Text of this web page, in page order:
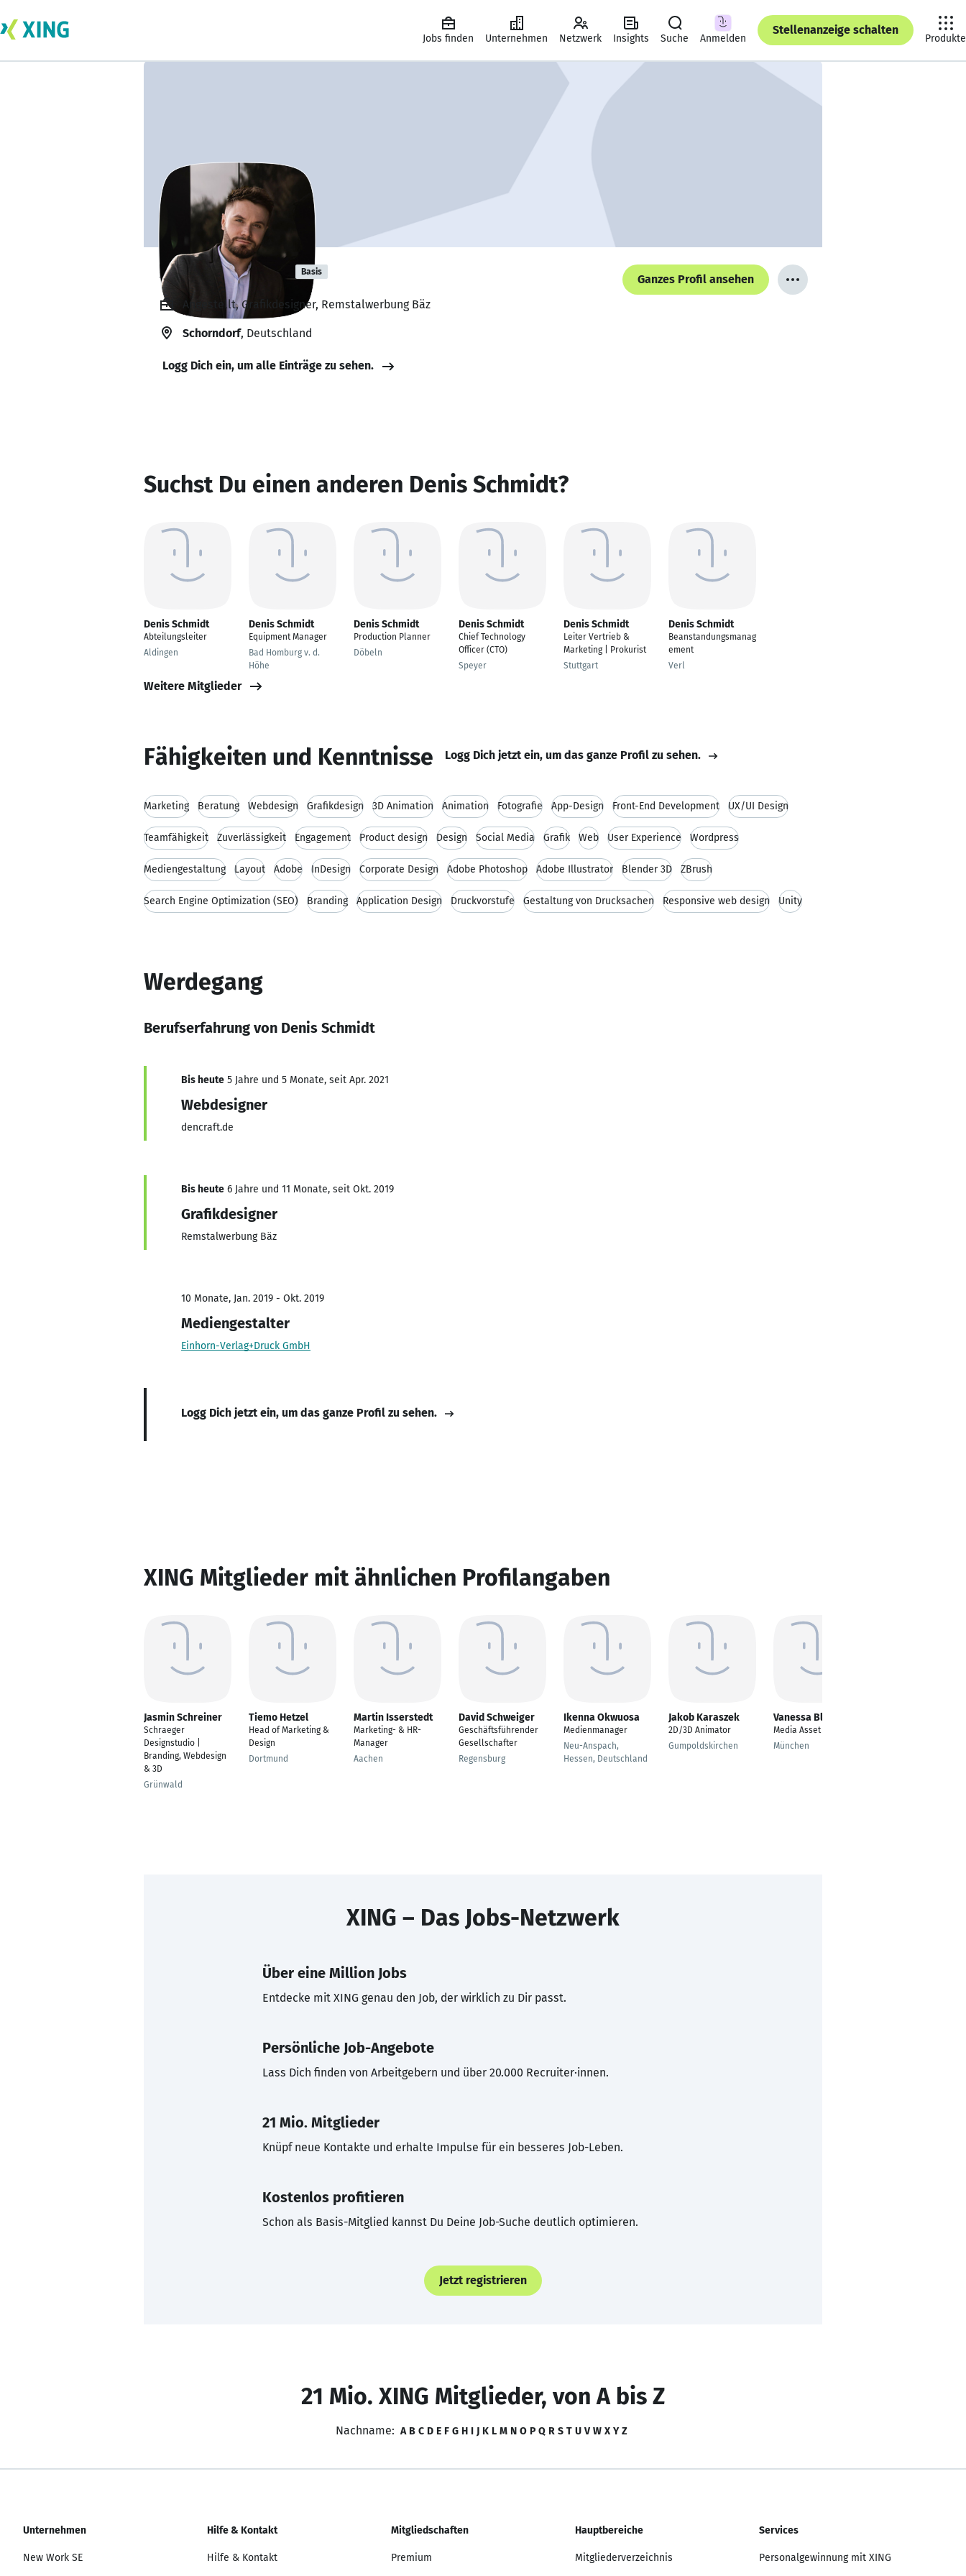
Jobs finden Unternehmen Netzwerk Insights Suche Anmelden
Stellenanzeige schalten
Produkte
Denis Schmidt Basis
Ganzes Profil ansehen
Angestellt, Grafikdesigner, Remstalwerbung Bäz
Schorndorf, Deutschland
Logg Dich ein, um alle Einträge zu sehen.
Suchst Du einen anderen Denis Schmidt?
Denis Schmidt
Abteilungsleiter
Aldingen
Denis Schmidt
Equipment Manager
Bad Homburg v. d.
Höhe
Denis Schmidt
Production Planner
Döbeln
Denis Schmidt
Chief Technology
Officer (CTO)
Speyer
Denis Schmidt
Leiter Vertrieb &
Marketing | Prokurist
Stuttgart
Denis Schmidt
Beanstandungsmanag
ement
Verl
Weitere Mitglieder
Fähigkeiten und Kenntnisse Logg Dich jetzt ein, um das ganze Profil zu sehen.
Marketing Beratung Webdesign Grafikdesign 3D Animation Animation Fotografie App-Design Front-End Development UX/UI Design
Teamfähigkeit Zuverlässigkeit Engagement Product design Design Social Media Grafik Web User Experience Wordpress
Mediengestaltung Layout Adobe InDesign Corporate Design Adobe Photoshop Adobe Illustrator Blender 3D ZBrush
Search Engine Optimization (SEO) Branding Application Design Druckvorstufe Gestaltung von Drucksachen Responsive web design Unity
Werdegang
Berufserfahrung von Denis Schmidt
Bis heute 5 Jahre und 5 Monate, seit Apr. 2021
Webdesigner
dencraft.de
Bis heute 6 Jahre und 11 Monate, seit Okt. 2019
Grafikdesigner
Remstalwerbung Bäz
10 Monate, Jan. 2019 - Okt. 2019
Mediengestalter
Einhorn-Verlag+Druck GmbH
Logg Dich jetzt ein, um das ganze Profil zu sehen.
XING Mitglieder mit ähnlichen Profilangaben
Jasmin Schreiner
Schraeger
Designstudio |
Branding, Webdesign
& 3D
Grünwald
Tiemo Hetzel
Head of Marketing &
Design
Dortmund
Martin Isserstedt
Marketing- & HR-
Manager
Aachen
David Schweiger
Geschäftsführender
Gesellschafter
Regensburg
Ikenna Okwuosa
Medienmanager
Neu-Anspach,
Hessen, Deutschland
Jakob Karaszek
2D/3D Animator
Gumpoldskirchen
Vanessa Blake
Media Asset Manager
München
XING – Das Jobs-Netzwerk
Über eine Million Jobs
Entdecke mit XING genau den Job, der wirklich zu Dir passt.
Persönliche Job-Angebote
Lass Dich finden von Arbeitgebern und über 20.000 Recruiter·innen.
21 Mio. Mitglieder
Knüpf neue Kontakte und erhalte Impulse für ein besseres Job-Leben.
Kostenlos profitieren
Schon als Basis-Mitglied kannst Du Deine Job-Suche deutlich optimieren.
Jetzt registrieren
21 Mio. XING Mitglieder, von A bis Z
Nachname: A B C D E F G H I J K L M N O P Q R S T U V W X Y Z
Unternehmen
New Work SE
Hilfe & Kontakt
Hilfe & Kontakt
Mitgliedschaften
Premium
Hauptbereiche
Mitgliederverzeichnis
Services
Personalgewinnung mit XING